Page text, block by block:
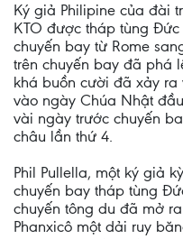
Ký giả Philipine của đài
KTO được tháp tùng Đức
chuyến bay từ Rome
trên chuyến bay đã phá
khá buồn cười đã xảy ra
vào ngày Chúa Nhật
vài ngày trước chuyến
châu lần thứ 4.
Phil Pullella, một ký giả
chuyến bay tháp tùng
chuyến tông du đã mở
Phanxicô một dải ruy